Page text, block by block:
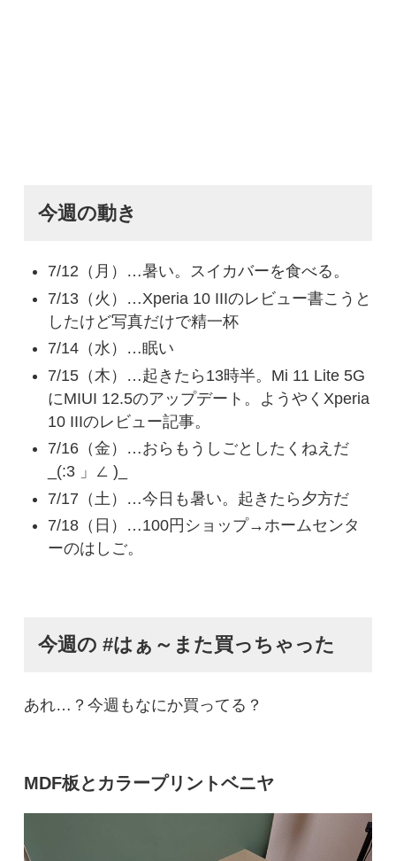
今週の動き
7/12（月）…暑い。スイカバーを食べる。
7/13（火）…Xperia 10 IIIのレビュー書こうと
したけど写真だけで精一杯
7/14（水）…眠い
7/15（木）…起きたら13時半。Mi 11 Lite 5G
にMIUI 12.5のアップデート。ようやくXperia
10 IIIのレビュー記事。
7/16（金）…おらもうしごとしたくねえだ
_(:3 」∠ )_
7/17（土）…今日も暑い。起きたら夕方だ
7/18（日）…100円ショップ→ホームセンタ
ーのはしご。
今週の #はぁ～また買っちゃった
あれ…？今週もなにか買ってる？
MDF板とカラープリントベニヤ